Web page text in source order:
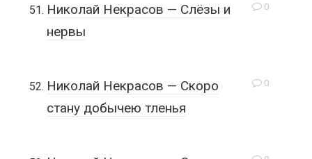
0
Николай Некрасов — Слёзы и
нервы
0
Николай Некрасов — Скоро
стану добычею тленья